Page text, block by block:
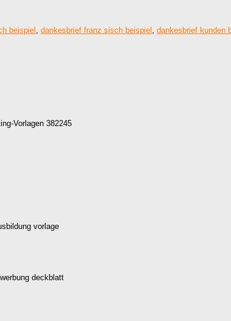
beispiel , dankesbrief franz sisch beispiel , dankesbrief kunden
Vorlagen 382245
vorlage
deckblatt